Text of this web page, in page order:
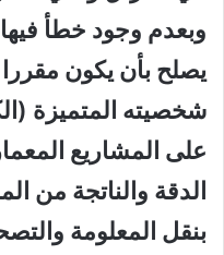
وبعدم وجود خطأ
يصلح بأن يكون
شخصيته المتميزة
على المشاريع
الدقة والناتجة من
بنقل المعلومة